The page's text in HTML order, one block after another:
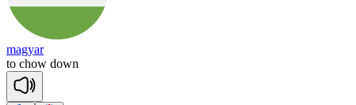
magyar
to chow down